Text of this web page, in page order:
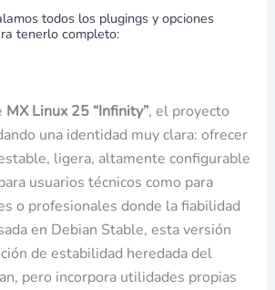
todos los plugings y opciones
tenerlo completo:
MX Linux 25 “Infinity”, el proyecto
una identidad muy clara: ofrecer
ligera, altamente configurable
usuarios técnicos como para
o profesionales donde la fiabilidad
en Debian Stable, esta versión
de estabilidad heredada del
pero incorpora utilidades propias